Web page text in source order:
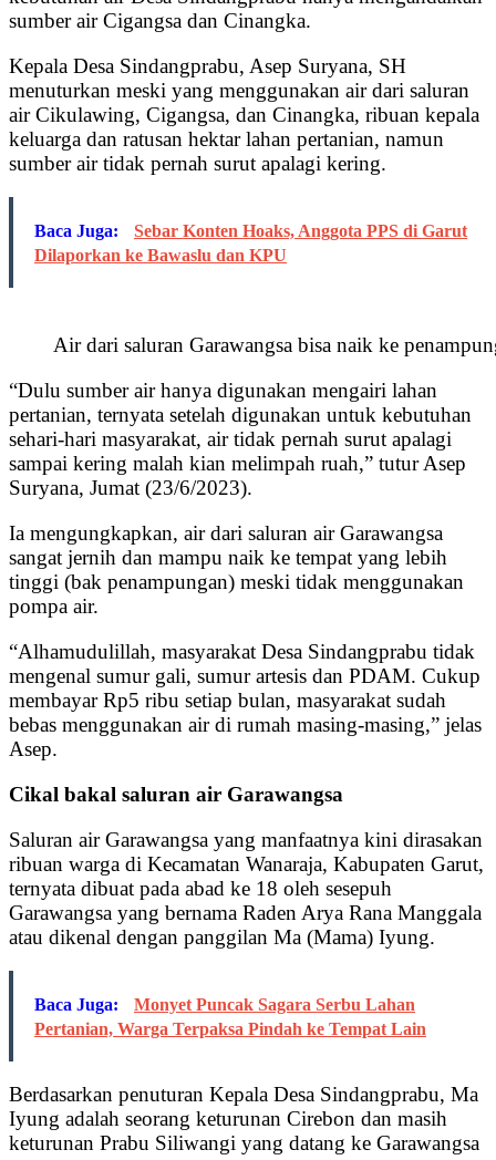
sumber air Cigangsa dan Cinangka.
Kepala Desa Sindangprabu, Asep Suryana, SH
menuturkan meski yang menggunakan air dari saluran
air Cikulawing, Cigangsa, dan Cinangka, ribuan kepala
keluarga dan ratusan hektar lahan pertanian, namun
sumber air tidak pernah surut apalagi kering.
Baca Juga:
Sebar Konten Hoaks, Anggota PPS di Garut
Dilaporkan ke Bawaslu dan KPU
Air dari saluran Garawangsa bisa naik ke
“Dulu sumber air hanya digunakan mengairi lahan
pertanian, ternyata setelah digunakan untuk kebutuhan
sehari-hari masyarakat, air tidak pernah surut apalagi
sampai kering malah kian melimpah ruah,” tutur Asep
Suryana, Jumat (23/6/2023).
Ia mengungkapkan, air dari saluran air Garawangsa
sangat jernih dan mampu naik ke tempat yang lebih
tinggi (bak penampungan) meski tidak menggunakan
pompa air.
“Alhamudulillah, masyarakat Desa Sindangprabu tidak
mengenal sumur gali, sumur artesis dan PDAM. Cukup
membayar Rp5 ribu setiap bulan, masyarakat sudah
bebas menggunakan air di rumah masing-masing,” jelas
Asep.
Cikal bakal saluran air Garawangsa
Saluran air Garawangsa yang manfaatnya kini dirasakan
ribuan warga di Kecamatan Wanaraja, Kabupaten Garut,
ternyata dibuat pada abad ke 18 oleh sesepuh
Garawangsa yang bernama Raden Arya Rana Manggala
atau dikenal dengan panggilan Ma (Mama) Iyung.
Baca Juga:
Monyet Puncak Sagara Serbu Lahan
Pertanian, Warga Terpaksa Pindah ke Tempat Lain
Berdasarkan penuturan Kepala Desa Sindangprabu, Ma
Iyung adalah seorang keturunan Cirebon dan masih
keturunan Prabu Siliwangi yang datang ke Garawangsa